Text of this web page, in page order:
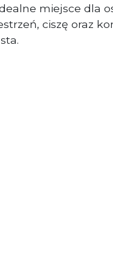
miejsce dla
ciszę oraz